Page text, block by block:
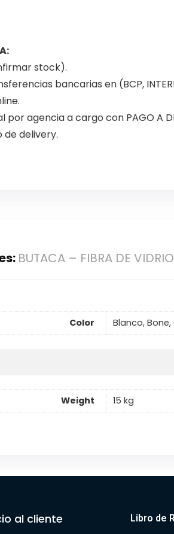
stock).
bancarias en (BCP,
por agencia a cargo con PAGO A
de delivery.
BUTACA – FIBRA DE VIDRIO
Color Blanco,
Weight 15 kg
al cliente Libro de